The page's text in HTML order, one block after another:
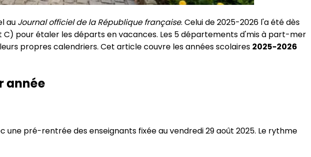
au Journal officiel de la République française. Celui de 2025-2026 l'a été dès
C) pour étaler les départs en vacances. Les 5 départements d'mis à part-mer
propres calendriers. Cet article couvre les années scolaires 2025-2026
année
une pré-rentrée des enseignants fixée au vendredi 29 août 2025. Le rythme